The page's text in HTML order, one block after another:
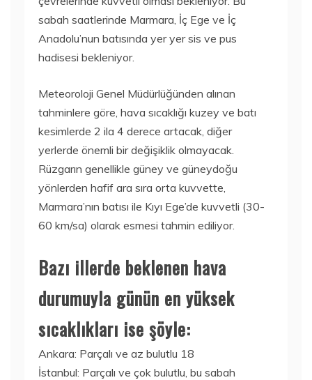
sabah saatlerinde Marmara, İç Ege ve İç
Anadolu’nun batısında yer yer sis ve pus
hadisesi bekleniyor.
Meteoroloji Genel Müdürlüğünden alınan
tahminlere göre, hava sıcaklığı kuzey ve batı
kesimlerde 2 ila 4 derece artacak, diğer
yerlerde önemli bir değişiklik olmayacak.
Rüzgarın genellikle güney ve güneydoğu
yönlerden hafif ara sıra orta kuvvette,
Marmara’nın batısı ile Kıyı Ege’de kuvvetli (30-
60 km/sa) olarak esmesi tahmin ediliyor.
Bazı illerde beklenen hava
durumuyla günün en yüksek
sıcaklıkları ise şöyle:
Ankara: Parçalı ve az bulutlu 18
İstanbul: Parçalı ve çok bulutlu, bu sabah